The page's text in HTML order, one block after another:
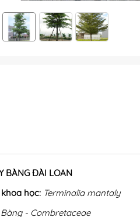
BÀNG ĐÀI LOAN
khoa học: Terminalia mantaly
Bàng - Combretaceae